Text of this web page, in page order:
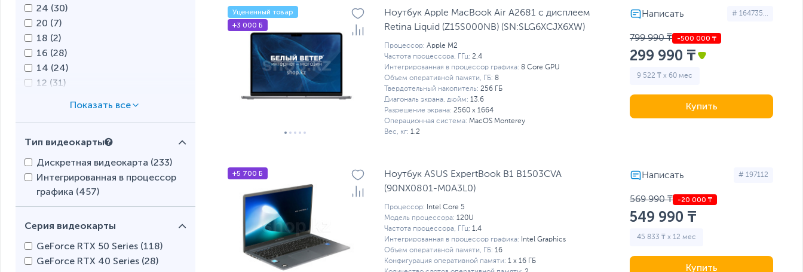
AMD Ryzen 7 (
AMD Ryzen 5 (
AMD Ryzen 3 (
AMD E-Series (
Apple M3 Max (
Apple M3 (
Qualcomm (2)
24 (30)
20 (7)
18 (2)
16 (28)
14 (24)
12 (31)
4 (35)
2 (
Тип видеокарты
Дискретная видеокарта (233)
Интегрированная в процессор
графика (457)
Серия видеокарты
GeForce RTX 50 Series (118)
GeForce RTX 40 Series (28)
Уцененный товар
+3 000 Б
Ноутбук Apple MacBook Air A2681 с дисплеем
Retina Liquid (Z15S000NB) (SN:SLG6XCJX6XW)
Процессор: Apple M2
Частота процессора, ГГц: 2.4
Интегрированная в процессор графика: 8 Core GPU
Объем оперативной памяти, ГБ: 8
Твердотельный накопитель: 256 ГБ
Диагональ экрана, дюйм: 13.6
Разрешение экрана: 2560 x 1664
Операционная система: MacOS Monterey
Вес, кг: 1.2
# 164735...
799 990 ₸
299 990 ₸
9 522 ₸ x 60 мес
Купить
+5 700 Б
Ноутбук ASUS ExpertBook B1 B1503CVA
(90NX0801-M0A3L0)
Процессор:
Intel Core 5
Модель процессора: 120U
Частота процессора, ГГц: 1.4
Интегрированная в процессор графика:
Intel Graphics
Объем оперативной памяти, ГБ: 16
Конфигурация оперативной памяти: 1 х 16 ГБ
# 197112
569 990 ₸
549 990 ₸
45 833 ₸ x 12 мес
Купить